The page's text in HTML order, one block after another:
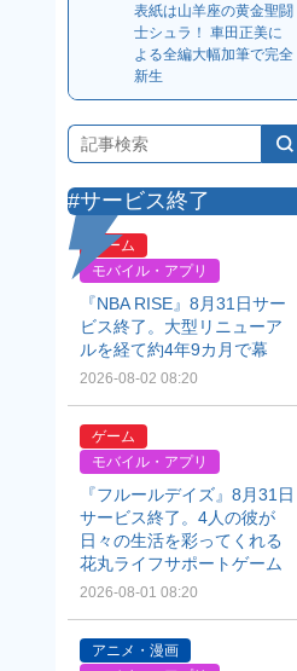
表紙は山羊座の黄金聖闘
士シュラ！ 車田正美に
よる全編大幅加筆で完全
新生
#サービス終了
ゲーム
モバイル・アプリ
『NBA RISE』8月31日サー
ビス終了。大型リニューア
ルを経て約4年9カ月で幕
2026-08-02 08:20
ゲーム
モバイル・アプリ
『フルールデイズ』8月31日
サービス終了。4人の彼が
日々の生活を彩ってくれる
花丸ライフサポートゲーム
2026-08-01 08:20
アニメ・漫画